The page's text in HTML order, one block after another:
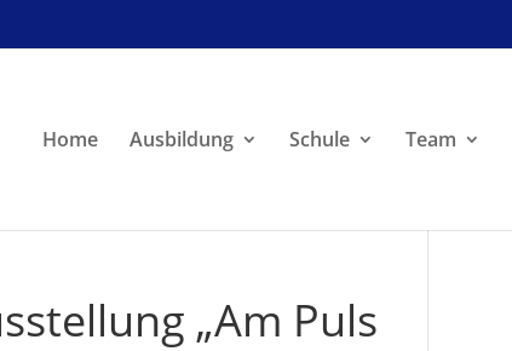
Home Ausbildung Schule Team
„Am Puls